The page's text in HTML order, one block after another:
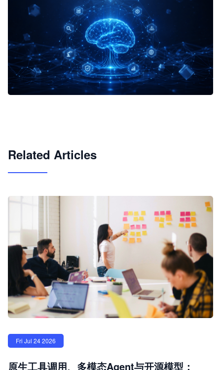
Related Articles
Fri Jul 24 2026
原生工具调用、多模态Agent与开源模型：